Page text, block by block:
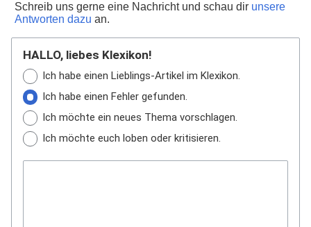
Schreib uns gerne eine Nachricht und schau dir unsere
Antworten dazu an.
HALLO, liebes Klexikon!
Ich habe einen Lieblings-Artikel im Klexikon.
Ich habe einen Fehler gefunden.
Ich möchte ein neues Thema vorschlagen.
Ich möchte euch loben oder kritisieren.